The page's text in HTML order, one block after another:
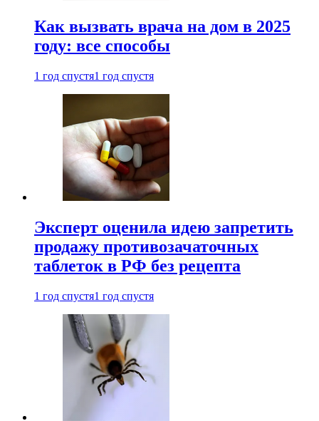
Как вызвать врача на дом в 2025
году: все способы
1 год спустя1 год спустя
Эксперт оценила идею запретить
продажу противозачаточных
таблеток в РФ без рецепта
1 год спустя1 год спустя